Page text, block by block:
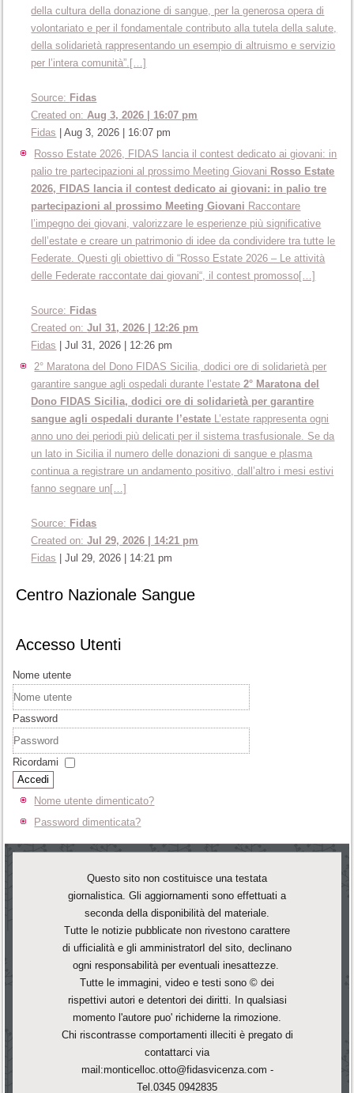
della cultura della donazione di sangue, per la generosa opera di
volontariato e per il fondamentale contributo alla tutela della salute,
della solidarietà rappresentando un esempio di altruismo e servizio
per l’intera comunità”.[…]
Source: Fidas
Created on: Aug 3, 2026 | 16:07 pm
Fidas |Aug 3, 2026 | 16:07 pm
Rosso Estate 2026, FIDAS lancia il contest dedicato ai giovani: in
palio tre partecipazioni al prossimo Meeting Giovani Rosso Estate
2026, FIDAS lancia il contest dedicato ai giovani: in palio tre
partecipazioni al prossimo Meeting Giovani Raccontare
l’impegno dei giovani, valorizzare le esperienze più significative
dell’estate e creare un patrimonio di idee da condividere tra tutte le
Federate. Questi gli obiettivo di “Rosso Estate 2026 – Le attività
delle Federate raccontate dai giovani“, il contest promosso[…]
Source: Fidas
Created on:Jul 31, 2026 | 12:26 pm
Fidas |Jul 31, 2026 | 12:26 pm
2° Maratona del Dono FIDAS Sicilia, dodici ore di solidarietà per
garantire sangue agli ospedali durante l’estate2° Maratona del
Dono FIDAS Sicilia, dodici ore di solidarietà per garantire
sangue agli ospedali durante l’estate L’estate rappresenta ogni
anno uno dei periodi più delicati per il sistema trasfusionale. Se da
un lato in Sicilia il numero delle donazioni di sangue e plasma
continua a registrare un andamento positivo, dall’altro i mesi estivi
fanno segnare un[…]
Source: Fidas
Created on:Jul 29, 2026 | 14:21 pm
Fidas |Jul 29, 2026 | 14:21 pm
Centro Nazionale Sangue
Accesso Utenti
Nome utente
Password
Ricordami
Accedi
Nome utente dimenticato?
Password dimenticata?
Questo sito non costituisce una testata
giornalistica. Gli aggiornamenti sono effettuati a
seconda della disponibilità del materiale.
Tutte le notizie pubblicate non rivestono carattere
di ufficialità e gli amministratorI del sito, declinano
ogni responsabilità per eventuali inesattezze.
Tutte le immagini, video e testi sono © dei
rispettivi autori e detentori dei diritti. In qualsiasi
momento l'autore puo' richiderne la rimozione.
Chi riscontrasse comportamenti illeciti è pregato di
contattarci via
mail:monticelloc.otto@fidasvicenza.com -
Tel.0345 0942835